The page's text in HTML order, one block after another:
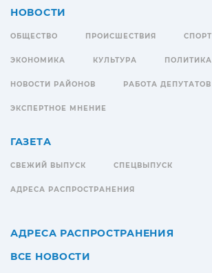
НОВОСТИ
ОБЩЕСТВО ПРОИСШЕСТВИЯ СПОРТ
ЭКОНОМИКА КУЛЬТУРА ПОЛИТИКА
НОВОСТИ РАЙОНОВ РАБОТА ДЕПУТАТОВ
ЭКСПЕРТНОЕ МНЕНИЕ
ГАЗЕТА
СВЕЖИЙ ВЫПУСК СПЕЦВЫПУСК
АДРЕСА РАСПРОСТРАНЕНИЯ
АДРЕСА РАСПРОСТРАНЕНИЯ
ВСЕ НОВОСТИ